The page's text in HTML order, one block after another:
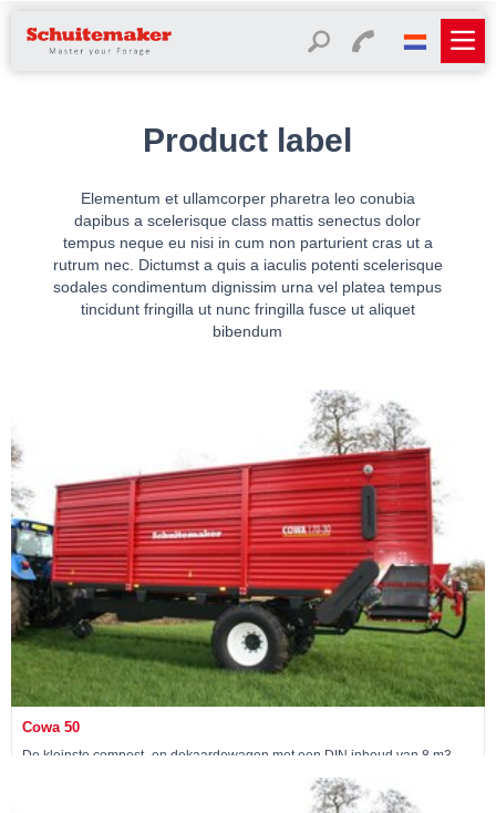
Product label
Elementum et ullamcorper pharetra leo conubia
dapibus a scelerisque class mattis senectus dolor
tempus neque eu nisi in cum non parturient cras ut a
rutrum nec. Dictumst a quis a iaculis potenti scelerisque
sodales condimentum dignissim urna vel platea tempus
tincidunt fringilla ut nunc fringilla fusce ut aliquet
bibendum
Cowa 50
De kleinste compost- en dekaardewagen met een DIN inhoud van 8 m3